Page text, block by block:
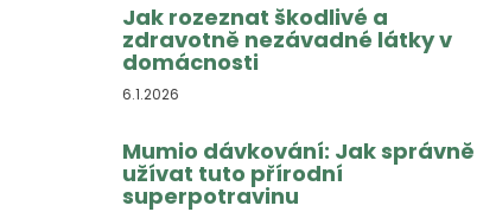
Jak rozeznat škodlivé a
zdravotně nezávadné látky v
domácnosti
6.1.2026
Mumio dávkování: Jak správně
užívat tuto přírodní
superpotravinu